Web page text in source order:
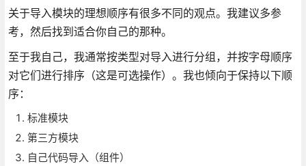
关于导入模块的理想顺序有很多不同的观点。我建议多参
考，然后找到适合你自己的那种。
至于我自己，我通常按类型对导入进行分组，并按字母顺序
对它们进行排序（这是可选操作）。我也倾向于保持以下顺
序：
标准模块
第三方模块
自己代码导入（组件）